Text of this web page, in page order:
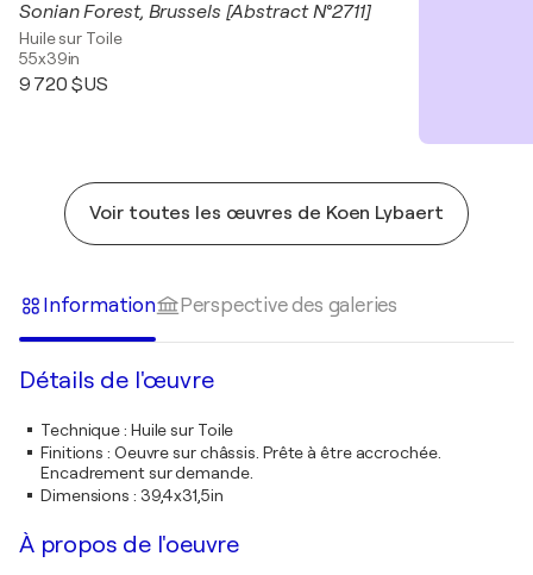
Sonian Forest, Brussels [Abstract N°2711]
Huile sur Toile
55x39in
9 720 $US
Voir toutes les œuvres de Koen Lybaert
Information Perspective des galeries
Détails de l'œuvre
Technique: Huile sur Toile
Finitions : Oeuvre sur châssis. Prête à être accrochée.
Encadrement sur demande.
Dimensions : 39,4x31,5in
À propos de l'oeuvre